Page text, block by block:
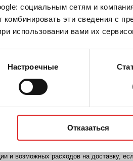
социальным сетям и
эти сведения с
использовании вами их
Настроечные
Отказаться
Крышка черный(-ая),
этикеткой
РОЭ, 4NC, добавка: Цитрат
мл, (ВxØ) с крышкой: 82 x 11
код ISO, стерильные, 50 шт./
и возможных расходов на доставку,